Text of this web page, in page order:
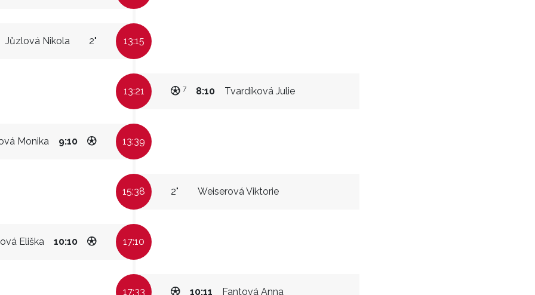
Jůzlová Nikola 2" 13:15
13:21 Tvardíková Julie
8:10
7
Monika 9:10 13:39
15:38 Weiserová Viktorie
2"
Eliška 10:10 17:10
17:33 Fantová Anna
10:11